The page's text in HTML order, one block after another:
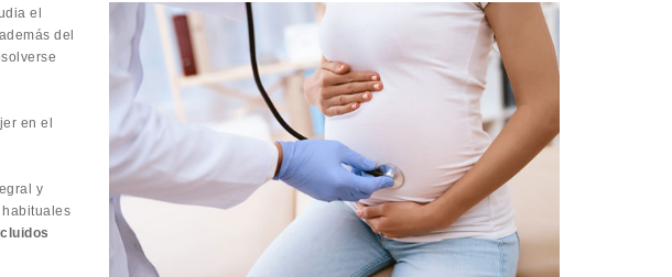
el
del
en el
y
habituales